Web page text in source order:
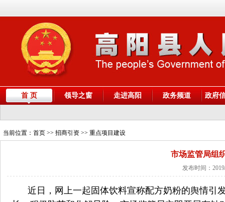
首 页 领导之窗 走进高阳 政务频道 政府
当前位置： 首页 >> 招商引资 >> 重点项目建设
市场监管局组
发布时间：
近日，网上一起固体饮料宣称配方奶粉的舆情引